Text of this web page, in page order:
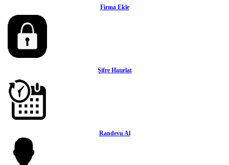
Firma Ekle
Şifre Hatırlat
Randevu Al